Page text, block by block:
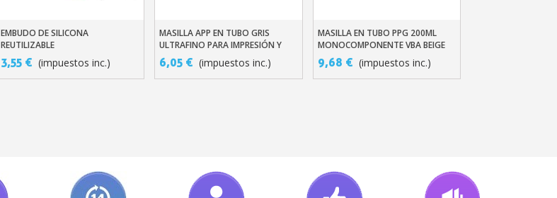
Añadir Al Carrito
EMBUDO DE SILICONA
REUTILIZABLE
3,55 € (impuestos inc.)
Añadir Al Carrito
MASILLA APP EN TUBO GRIS
ULTRAFINO PARA IMPRESIÓN Y
REPARACIÓN 3D
6,05 € (impuestos inc.)
Añadir Al Carrito
MASILLA EN TUBO PPG 200ML
MONOCOMPONENTE VBA BEIGE
TAPÓN ACRÍLICO A242
9,68 € (impuestos inc.)